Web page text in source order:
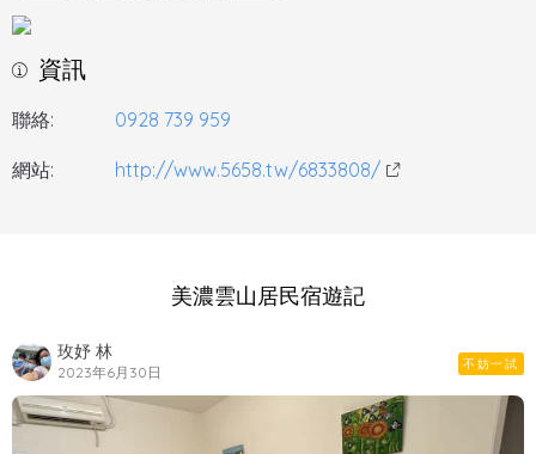
資訊
聯絡: 0928 739 959
網站: http://www.5658.tw/6833808/
美濃雲山居民宿遊記
玫妤 林
2023年6月30日 不妨一試